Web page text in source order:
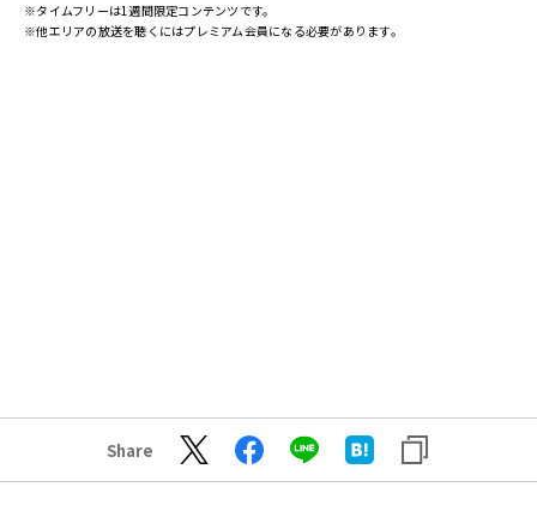
※タイムフリーは1週間限定コンテンツです。
※他エリアの放送を聴くにはプレミアム会員になる必要があります。
Share